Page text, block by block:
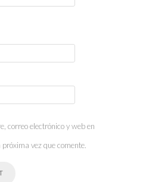
correo electrónico y web en
vez que comente.